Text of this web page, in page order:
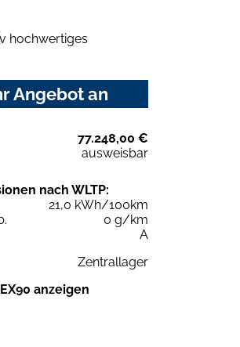
hochwertiges
Angebot an
77.248,00 €
ausweisbar
nach WLTP:
21,0 kWh/100km
0 g/km
A
Zentrallager
anzeigen